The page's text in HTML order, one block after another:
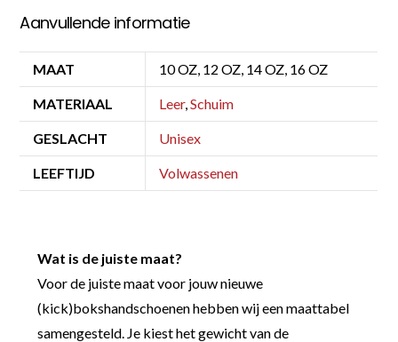
Aanvullende informatie
MAAT 10 OZ, 12 OZ, 14 OZ, 16 OZ
MATERIAAL Leer,Schuim
GESLACHT Unisex
LEEFTIJD Volwassenen
Wat is de juiste maat?
Voor de juiste maat voor jouw nieuwe
(kick)bokshandschoenen hebben wij een maattabel
samengesteld. Je kiest het gewicht van de